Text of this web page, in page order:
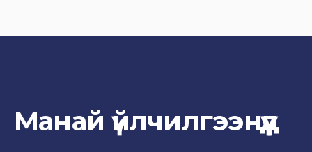
Манай үйлчилгээнүүд